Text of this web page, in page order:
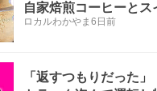
自家焙煎コーヒーと
ロカルわかやま 6日前
「返すつもりだった